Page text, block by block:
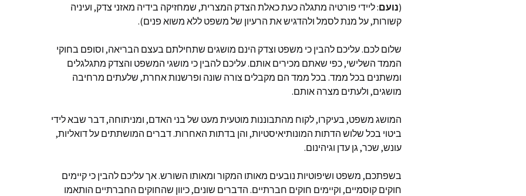
(נועם: ליידי פורטיה מתגלה כעת כאלת הצדק המצרית, שמחזיקה בידיה מאזני צדק, ועיניה
קשורות, על מנת לסמל ולהדגיש את הרעיון של משפט ללא משוא פנים).
שלום לכם. עליכם להבין כי משפט וצדק הינם מושגים שתחילתם בעצם הבריאה, וסופם בחוקי
הממד השלישי, כפי שאתם מכירים אותם. עליכם להבין כי מושגי המשפט והצדק מתגלגלים
ומשתנים בכל ממד. בכל ממד הם מקבלים צורה שונה ופרשנות אחרת, שלעתים מרחיבה
מושגים, ולעתים מצרה אותם.
המושג משפט, בעיקרו, לקוח מהתבוננות מוטעית מעט של בני האדם, ומניתוחה, דבר שבא לידי
ביטוי בכל שלוש הדתות המונותיאיסטיות, והן בדתות האחרות. דברים המושתתים על דואליות,
עונש, שכר, גן עדן וגיהינום.
בשפתכם, משפט ושיפוטיות נובעים מאותו המקור ומאותו השורש. אך עליכם להבין כי קיימים
חוקים קוסמיים, וקיימים חוקים חברתיים. הדברים שונים, כיוון שהחוקים החברתיים הותאמו